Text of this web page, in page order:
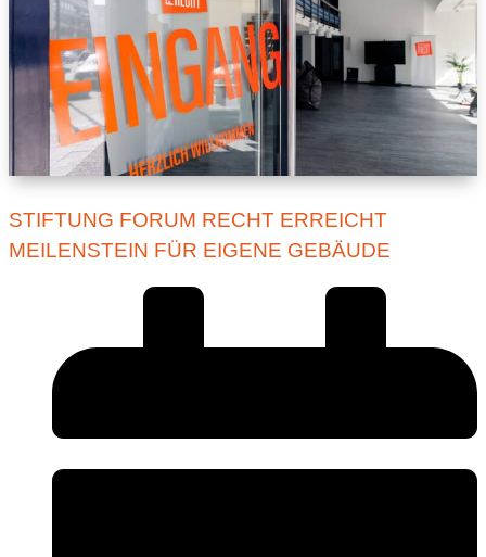
STIFTUNG FORUM RECHT ERREICHT
MEILENSTEIN FÜR EIGENE GEBÄUDE